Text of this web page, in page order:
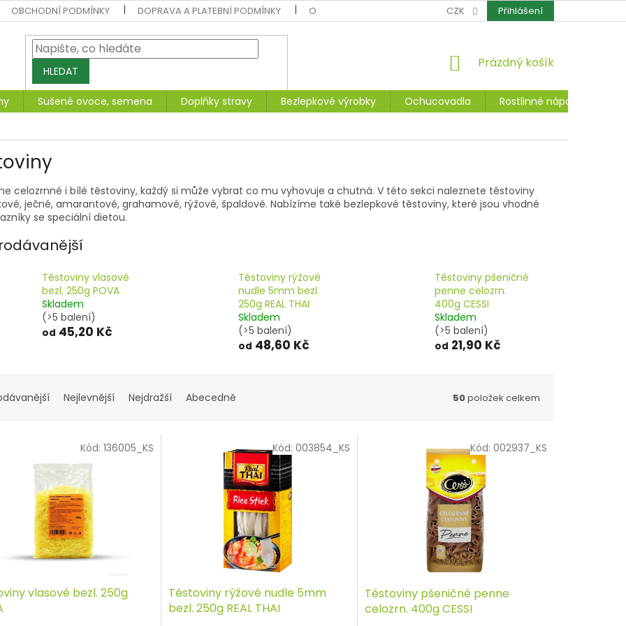
OBCHODNÍ PODMÍNKY DOPRAVA A PLATEBNÍ PODMÍNKY OCHRANA OSOBNÍCH ÚDAJŮ CERTIFIKÁTY
CZK Přihlášení
HLEDAT
NÁKUPNÍ
Prázdný košík
Sušené ovoce, semena Doplňky stravy Bezlepkové výrobky Ochucovadla
Rostlinné nápoje, dezerty
celozrnné i bílé těstoviny, každý si může vybrat co mu vyhovuje a chutná. V této sekci naleznete těstoviny
ječné, amarantové, grahamové, rýžové, špaldové. Nabízíme také bezlepkové těstoviny, které jsou vhodné
se speciální dietou.
Těstoviny vlasové
bezl. 250g POVA
Skladem
(>5 balení)
od 45,20 Kč
Těstoviny rýžové
nudle 5mm bezl.
250g REAL THAI
Skladem
(>5 balení)
od 48,60 Kč
Těstoviny pšeničné
penne celozrn.
400g CESSI
Skladem
(>5 balení)
od 21,90 Kč
Nejlevnější Nejdražší Abecedně 50položek celkem
vlasové bezl. 250g
Kód: 136005_KS
Těstoviny rýžové nudle 5mm
bezl. 250g REAL THAI
Kód: 003854_KS
Těstoviny pšeničné penne
celozrn. 400g CESSI
Kód: 002937_KS